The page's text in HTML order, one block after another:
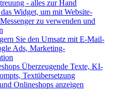
- alles zur Hand
Widget, um mit Website-
zu verwenden und
Sie den Umsatz mit E-Mail-
Ads, Marketing-
Überzeugende Texte, KI-
Textübersetzung
Onlineshops anzeigen